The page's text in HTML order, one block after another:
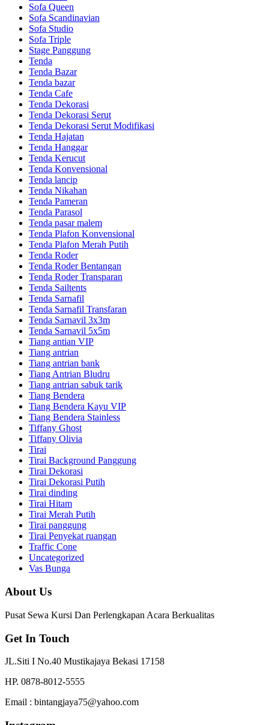
Sofa Queen
Sofa Scandinavian
Sofa Studio
Sofa Triple
Stage Panggung
Tenda
Tenda Bazar
Tenda bazar
Tenda Cafe
Tenda Dekorasi
Tenda Dekorasi Serut
Tenda Dekorasi Serut Modifikasi
Tenda Hajatan
Tenda Hanggar
Tenda Kerucut
Tenda Konvensional
Tenda lancip
Tenda Nikahan
Tenda Pameran
Tenda Parasol
Tenda pasar malem
Tenda Plafon Konvensional
Tenda Plafon Merah Putih
Tenda Roder
Tenda Roder Bentangan
Tenda Roder Transparan
Tenda Sailtents
Tenda Sarnafil
Tenda Sarnafil Transfaran
Tenda Sarnavil 3x3m
Tenda Sarnavil 5x5m
Tiang antian VIP
Tiang antrian
Tiang antrian bank
Tiang Antrian Bludru
Tiang antrian sabuk tarik
Tiang Bendera
Tiang Bendera Kayu VIP
Tiang Bendera Stainless
Tiffany Ghost
Tiffany Olivia
Tirai
Tirai Background Panggung
Tirai Dekorasi
Tirai Dekorasi Putih
Tirai dinding
Tirai Hitam
Tirai Merah Putih
Tirai panggung
Tirai Penyekat ruangan
Traffic Cone
Uncategorized
Vas Bunga
About Us
Pusat Sewa Kursi Dan Perlengkapan Acara Berkualitas
Get In Touch
JL.Siti I No.40 Mustikajaya Bekasi 17158
HP. 0878-8012-5555
Email : bintangjaya75@yahoo.com